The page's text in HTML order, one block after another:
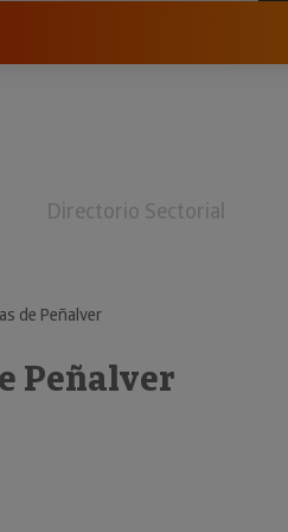
Directorio Sectorial
de Peñalver
Peñalver